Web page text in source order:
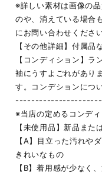
※詳しい素材は画像の
のや、消えている場合
にお問い合わせください
【その他詳細】付属品
【コンディション】ラ
袖にうすよごれがあり
す。コンデションにつ
※当店の定めるコンディ
【未使用品】新品また
【A】目立った汚れや
きれいなもの
【B】着用感が少なく